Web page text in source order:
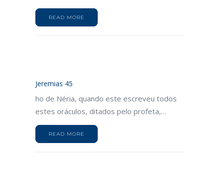
READ MORE
Jeremias 45
ho de Néria, quando este escreveu todos
estes oráculos, ditados pelo profeta,…
READ MORE